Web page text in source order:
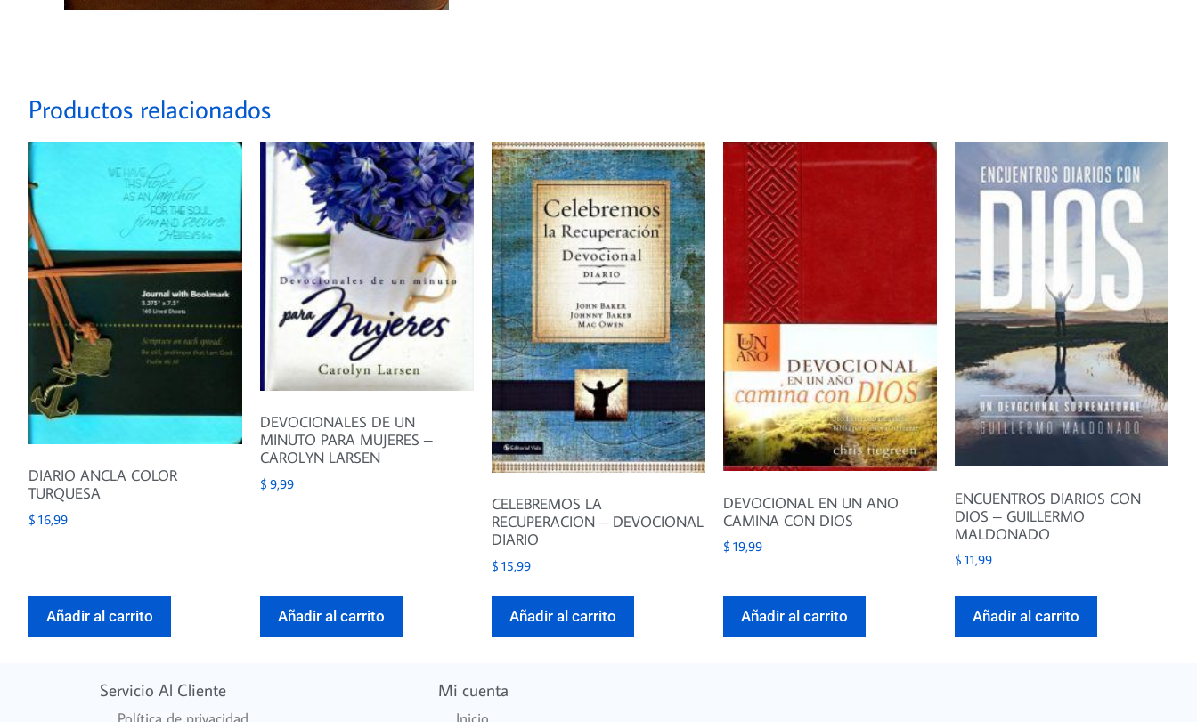
Productos relacionados
DIARIO ANCLA COLOR
TURQUESA
$ 16,99
Añadir al carrito
DEVOCIONALES DE UN
MINUTO PARA MUJERES –
CAROLYN LARSEN
$ 9,99
Añadir al carrito
CELEBREMOS LA
RECUPERACION – DEVOCIONAL
DIARIO
$ 15,99
Añadir al carrito
DEVOCIONAL EN UN ANO
CAMINA CON DIOS
$ 19,99
Añadir al carrito
ENCUENTROS DIARIOS CON
DIOS – GUILLERMO
MALDONADO
$ 11,99
Añadir al carrito
Servicio Al Cliente Mi cuenta